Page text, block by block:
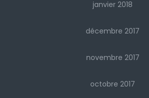
janvier 2018
décembre 2017
novembre 2017
octobre 2017